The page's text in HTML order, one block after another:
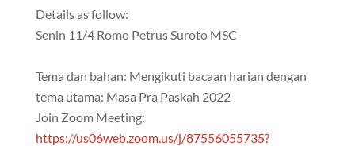
Details as follow:
Senin 11/4 Romo Petrus Suroto MSC
Tema dan bahan: Mengikuti bacaan harian dengan
tema utama: Masa Pra Paskah 2022
Join Zoom Meeting:
https://us06web.zoom.us/j/87556055735?